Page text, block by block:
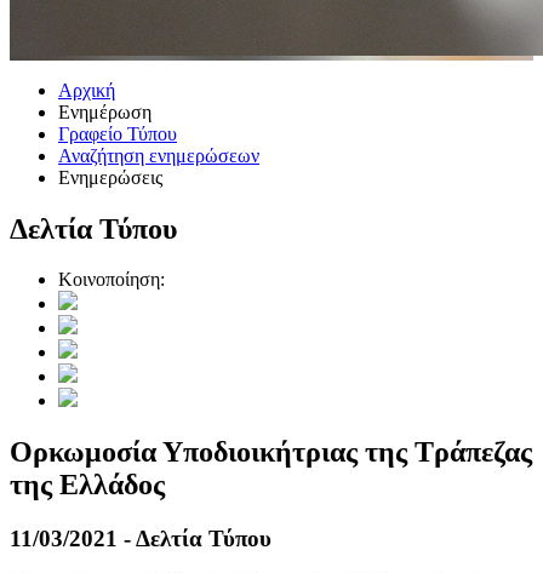
Αρχική
Ενημέρωση
Γραφείο Τύπου
Αναζήτηση ενημερώσεων
Ενημερώσεις
Δελτία Τύπου
Κοινοποίηση:
Ορκωμοσία Υποδιοικήτριας της Τράπεζας
της Ελλάδος
11/03/2021 - Δελτία Τύπου